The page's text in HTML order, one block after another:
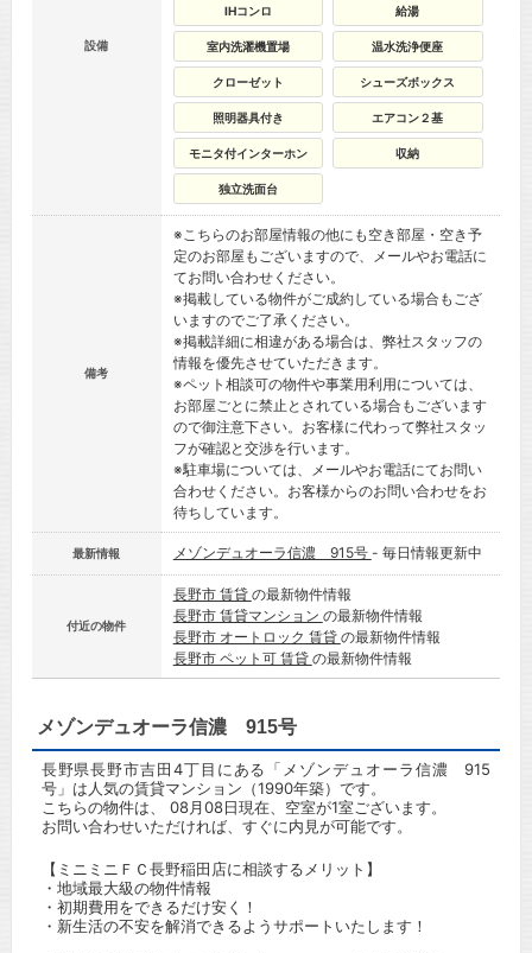
設備
IHコンロ 給湯
室内洗濯機置場 温水洗浄便座
クローゼット シューズボックス
照明器具付き エアコン２基
モニタ付インターホン 収納
独立洗面台
備考
※こちらのお部屋情報の他にも空き部屋・空き予
定のお部屋もございますので、メールやお電話に
てお問い合わせください。
※掲載している物件がご成約している場合もござ
いますのでご了承ください。
※掲載詳細に相違がある場合は、弊社スタッフの
情報を優先させていただきます。
※ペット相談可の物件や事業用利用については、
お部屋ごとに禁止とされている場合もございます
ので御注意下さい。お客様に代わって弊社スタッ
フが確認と交渉を行います。
※駐車場については、メールやお電話にてお問い
合わせください。お客様からのお問い合わせをお
待ちしています。
最新情報 メゾンデュオーラ信濃 915号 - 毎日情報更新中
付近の物件
長野市 賃貸 の最新物件情報
長野市 賃貸マンション の最新物件情報
長野市 オートロック 賃貸 の最新物件情報
長野市 ペット可 賃貸 の最新物件情報
メゾンデュオーラ信濃 915号
長野県長野市吉田4丁目にある「メゾンデュオーラ信濃 915
号」は人気の賃貸マンション（1990年築）です。
こちらの物件は、 08月08日現在、空室が1室ございます。
お問い合わせいただければ、すぐに内見が可能です。
【ミニミニＦＣ長野稲田店に相談するメリット】
・地域最大級の物件情報
・初期費用をできるだけ安く！
・新生活の不安を解消できるようサポートいたします！